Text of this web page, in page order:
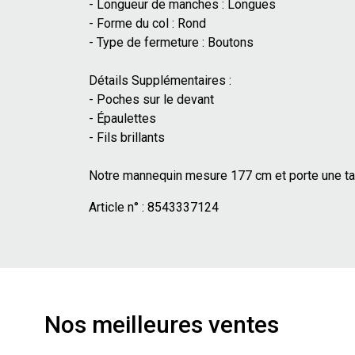
- Longueur de manches : Longues
- Forme du col : Rond
- Type de fermeture : Boutons
Détails Supplémentaires :
- Poches sur le devant
- Épaulettes
- Fils brillants
Notre mannequin mesure 177 cm et porte une
Article n° : 8543337124
Nos meilleures ventes